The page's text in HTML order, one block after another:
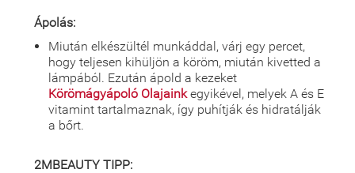
Ápolás:
Miután elkészültél munkáddal, várj egy percet,
hogy teljesen kihüljön a köröm, miután kivetted a
lámpából. Ezután ápold a kezeket
Körömágyápoló Olajainkegyikével, melyek A és E
vitamint tartalmaznak, így puhítják és hidratálják
a bőrt.
2MBEAUTY TIPP: